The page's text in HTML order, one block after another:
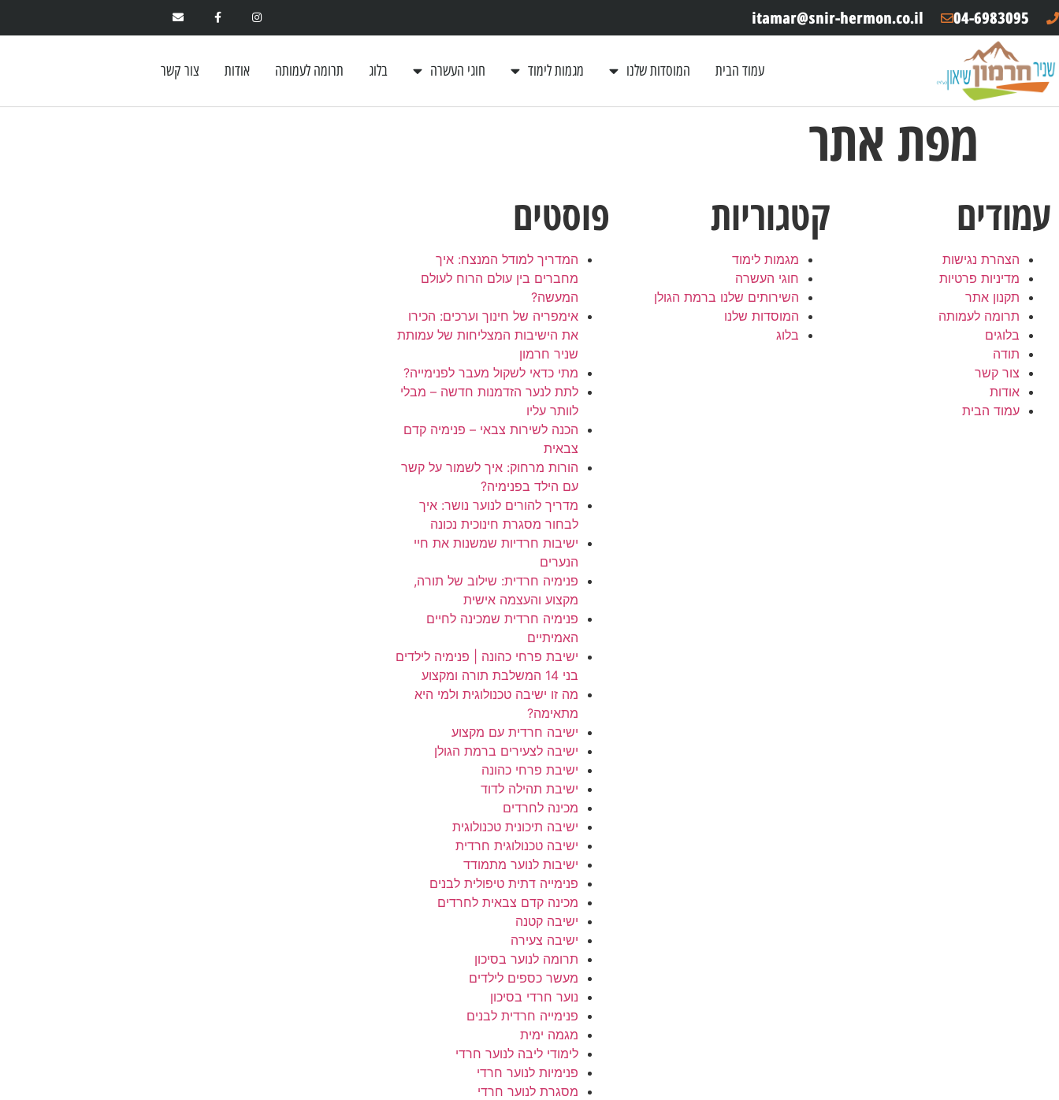
04-6983095
itamar@snir-hermon.co.il
עמוד הבית המוסדות שלנו מגמות לימוד חוגי העשרה בלוג תרומה לעמותה אודות צור קשר
מפת אתר
עמודים
הצהרת נגישות
מדיניות פרטיות
תקנון אתר
תרומה לעמותה
בלוגים
תודה
צור קשר
אודות
עמוד הבית
קטגוריות
מגמות לימוד
חוגי העשרה
השירותים שלנו ברמת הגולן
המוסדות שלנו
בלוג
פוסטים
המדריך למודל המנצח: איך
מחברים בין עולם הרוח לעולם
המעשה?
אימפריה של חינוך וערכים: הכירו
את הישיבות המצליחות של עמותת
שניר חרמון
מתי כדאי לשקול מעבר לפנימייה?
לתת לנער הזדמנות חדשה – מבלי
לוותר עליו
הכנה לשירות צבאי – פנימיה קדם
צבאית
הורות מרחוק: איך לשמור על קשר
עם הילד בפנימיה?
מדריך להורים לנוער נושר: איך
לבחור מסגרת חינוכית נכונה
ישיבות חרדיות שמשנות את חיי
הנערים
פנימיה חרדית: שילוב של תורה,
מקצוע והעצמה אישית
פנימיה חרדית שמכינה לחיים
האמיתיים
ישיבת פרחי כהונה | פנימיה לילדים
בני 14 המשלבת תורה ומקצוע
מה זו ישיבה טכנולוגית ולמי היא
מתאימה?
ישיבה חרדית עם מקצוע
ישיבה לצעירים ברמת הגולן
ישיבת פרחי כהונה
ישיבת תהילה לדוד
מכינה לחרדים
ישיבה תיכונית טכנולוגית
ישיבה טכנולוגית חרדית
ישיבות לנוער מתמודד
פנימייה דתית טיפולית לבנים
מכינה קדם צבאית לחרדים
ישיבה קטנה
ישיבה צעירה
תרומה לנוער בסיכון
מעשר כספים לילדים
נוער חרדי בסיכון
פנימייה חרדית לבנים
מגמה ימית
לימודי ליבה לנוער חרדי
פנימיות לנוער חרדי
מסגרת לנוער חרדי